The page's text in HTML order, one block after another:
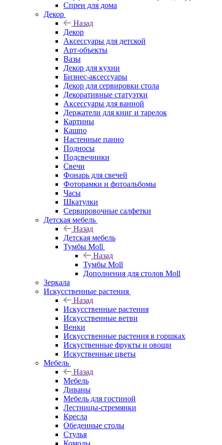
Спреи для дома
Декор
Назад
Декор
Аксессуары для детской
Арт-объекты
Вазы
Декор для кухни
Бизнес-аксессуары
Декор для сервировки стола
Декоративные статуэтки
Аксессуары для ванной
Держатели для книг и тарелок
Картины
Кашпо
Настенные панно
Подносы
Подсвечники
Свечи
Фонарь для свечей
Фоторамки и фотоальбомы
Часы
Шкатулки
Сервировочные салфетки
Детская мебель
Назад
Детская мебель
Тумбы Moll
Назад
Тумбы Moll
Дополнения для столов Moll
Зеркала
Искусственные растения
Назад
Искусственные растения
Искусственные ветви
Венки
Искусственные растения в горшках
Искуственные фрукты и овощи
Искуственные цветы
Мебель
Назад
Мебель
Диваны
Мебель для гостиной
Лестницы-стремянки
Кресла
Обеденные столы
Стулья
Комоды